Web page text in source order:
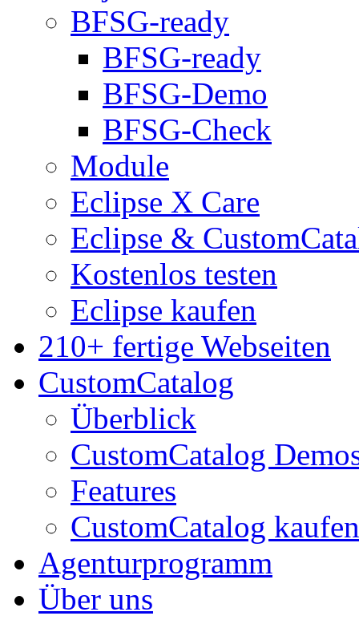
BFSG-ready
BFSG-ready
BFSG-Demo
BFSG-Check
Module
Eclipse X Care
Eclipse &
Kostenlos testen
Eclipse kaufen
210+ fertige Webseiten
CustomCatalog
Überblick
CustomCatalog
Features
CustomCatalog kaufen
Agenturprogramm
Über uns